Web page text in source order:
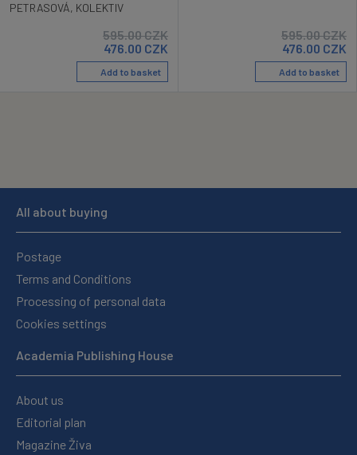
PETRASOVÁ, KOLEKTIV
595.00CZK
476.00 CZK
Add to basket
595.00CZK
476.00 CZK
Add to basket
All about buying
Postage
Terms and Conditions
Processing of personal data
Cookies settings
Academia Publishing House
About us
Editorial plan
Magazine Živa